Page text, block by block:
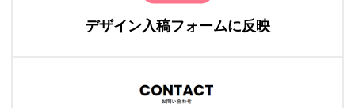
デザイン入稿フォームに反映